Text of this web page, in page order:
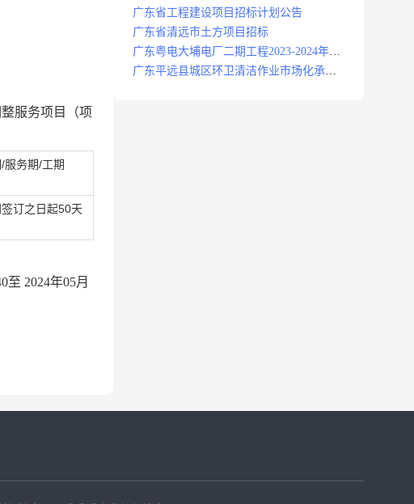
服务项目（项
服务期/工期
签订之日起50天
2024年05月
广东省工程建设项目招标计划公告
广东省清远市土方项目招标
广东粤电大埔电厂二期工程2023-2024年度
安保服务项目招标公告
广东平远县城区环卫清洁作业市场化承包